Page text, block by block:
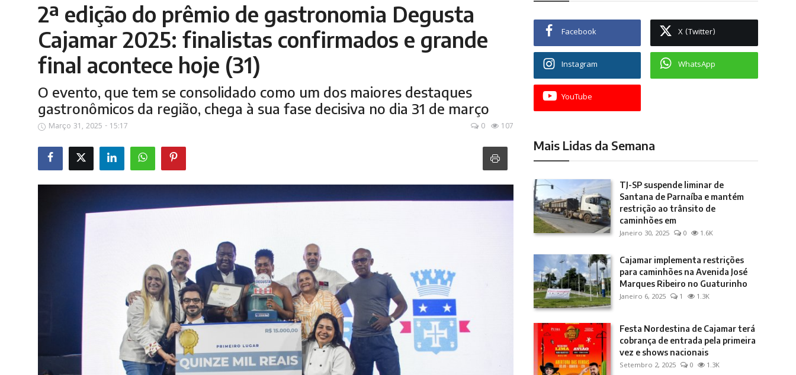
2ª edição do prêmio de gastronomia Degusta
Cajamar 2025: finalistas confirmados e grande
final acontece hoje (31)
O evento, que tem se consolidado como um dos maiores destaques
gastronômicos da região, chega à sua fase decisiva no dia 31 de março
Março 31, 2025 - 15:17 0 107
Facebook X (Twitter)
Instagram WhatsApp
YouTube
Mais Lidas da Semana
TJ-SP suspende liminar de
Santana de Parnaíba e mantém
restrição ao trânsito de
caminhões em
Janeiro 30, 2025 0 1.6K
Cajamar implementa restrições
para caminhões na Avenida José
Marques Ribeiro no Guaturinho
Janeiro 6, 2025 1 1.3K
Festa Nordestina de Cajamar terá
cobrança de entrada pela primeira
vez e shows nacionais
Setembro 2, 2025 0 1.3K